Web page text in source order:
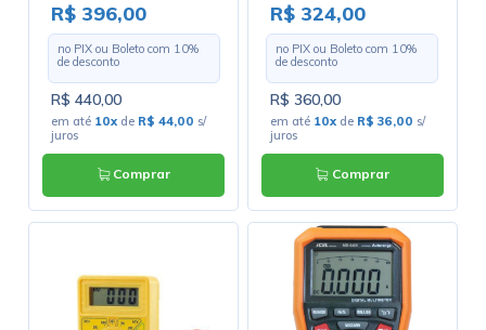
R$ 396,00
no PIX ou Boleto com 10%
de desconto
R$ 440,00
em até 10x de R$ 44,00 s/
juros
Comprar
R$ 324,00
no PIX ou Boleto com 10%
de desconto
R$ 360,00
em até 10x de R$ 36,00 s/
juros
Comprar